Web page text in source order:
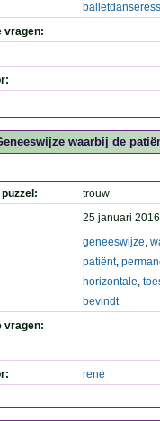
vragen:
waarbij de
trouw
25 januari
geneeswijze,
patiënt,
horizontale,
bevindt
vragen:
rene